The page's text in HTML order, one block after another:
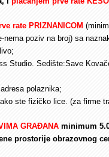
rate PRIZNANICOM
nema poziv na broj) sa
Studio. Sedište:Save
polaznika;
ste fizičko lice. (za firme
GRAĐANAminimum
prostorije obrazovnog